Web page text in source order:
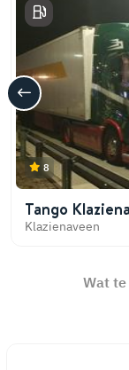
8
Tango
Klazienaveen
Wat te